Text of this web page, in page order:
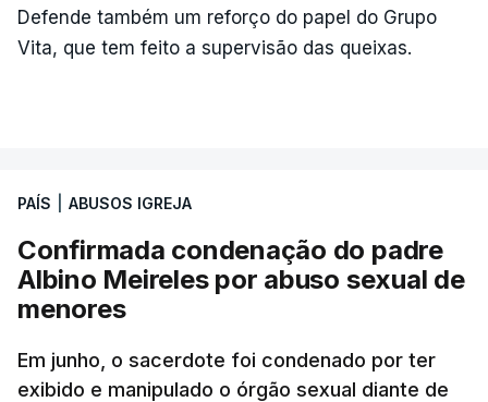
Defende também um reforço do papel do Grupo
Vita, que tem feito a supervisão das queixas.
PAÍS ABUSOS IGREJA
Confirmada condenação do padre
Albino Meireles por abuso sexual de
menores
Em junho, o sacerdote foi condenado por ter
exibido e manipulado o órgão sexual diante de